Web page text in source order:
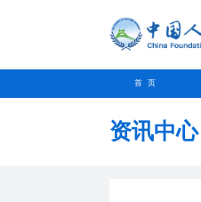
首 页
资讯中心